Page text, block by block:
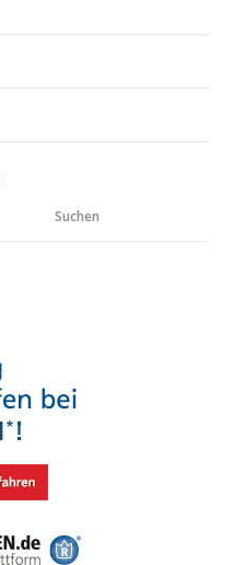
Suchen